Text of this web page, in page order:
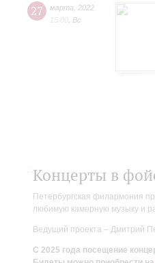
27 марта
2022
15:00 Вс
Концерты в
Петербургская филармония
любимую камерную музыку и
Ведущий проекта – Дмитрий
С 2025 года посещение